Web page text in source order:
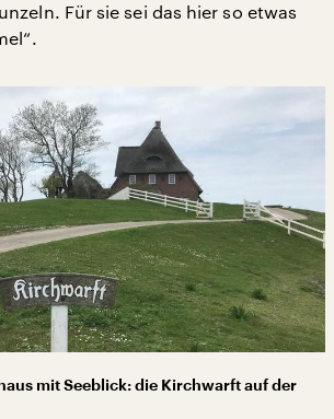
Für sie sei das hier so etwas
mit Seeblick: die Kirchwarft auf der